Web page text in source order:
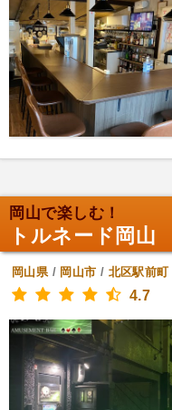
岡山で楽しむ！
トルネード岡山
岡山県/ 岡山市 / 北区駅前町
4.7